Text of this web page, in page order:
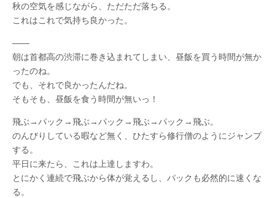
秋の空気を感じながら、ただただ落ちる。
これはこれで気持ち良かった。
——
朝は首都高の渋滞に巻き込まれてしまい、昼飯を買う時間が無か
ったのね。
でも、それで良かったんだね。
そもそも、昼飯を食う時間が無いっ！
飛ぶ→パック→飛ぶ→パック→飛ぶ→パック→飛ぶ。
のんびりしている暇など無く、ひたすら修行僧のようにジャンプ
する。
平日に来たら、これは上達しますわ。
とにかく連続で飛ぶから体が覚えるし、パックも必然的に速くな
る。